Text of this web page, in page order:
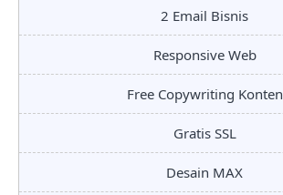
2 Email Bisnis
Responsive Web
Free Copywriting Konten
Gratis SSL
Desain MAX